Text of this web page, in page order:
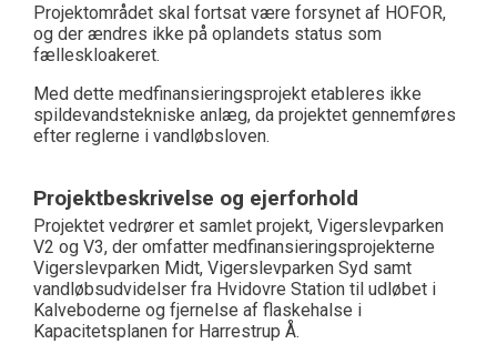
Projektområdet skal fortsat være forsynet af HOFOR,
og der ændres ikke på oplandets status som
fælleskloakeret.
Med dette medfinansieringsprojekt etableres ikke
spildevandstekniske anlæg, da projektet gennemføres
efter reglerne i vandløbsloven.
Projektbeskrivelse og ejerforhold
Projektet vedrører et samlet projekt, Vigerslevparken
V2 og V3, der omfatter medfinansieringsprojekterne
Vigerslevparken Midt, Vigerslevparken Syd samt
vandløbsudvidelser fra Hvidovre Station til udløbet i
Kalveboderne og fjernelse af flaskehalse i
Kapacitetsplanen for Harrestrup Å.